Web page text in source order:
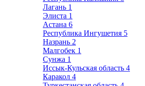
Лагань 1
Элиста 1
Астана 6
Республика Ингушетия 5
Назрань 2
Малгобек 1
Сунжа 1
Иссык-Кульская область 4
Каракол 4